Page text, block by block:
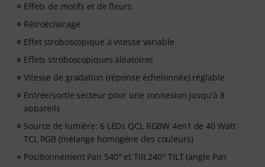
Effets de motifs et de fleurs
Rétroéclairage
Effet stroboscopique à vitesse variable
Effets stroboscopiques aléatoires
Vitesse de gradation (réponse échelonnée) réglable
Entrée/sortie secteur pour une connexion jusqu'à 8
appareils
Source de lumière: 6 LEDs QCL RGBW 4en1 de 40 Watt
TCL RGB (mélange homogène des couleurs)
Positionnement Pan 540° et Tilt 240° TILT (angle Pan